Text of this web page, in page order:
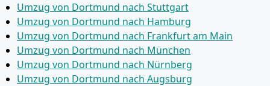
Umzug von Dortmund nach Stuttgart
Umzug von Dortmund nach Hamburg
Umzug von Dortmund nach Frankfurt am Main
Umzug von Dortmund nach München
Umzug von Dortmund nach Nürnberg
Umzug von Dortmund nach Augsburg